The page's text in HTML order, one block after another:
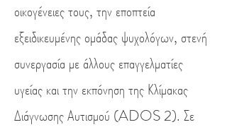
οικογένειες τους, την εποπτεία
εξειδικευμένης ομάδας ψυχολόγων, στενή
συνεργασία με άλλους επαγγελματίες
υγείας και την εκπόνηση της Κλίμακας
Διάγνωσης Αυτισμού (ADOS 2). Σε